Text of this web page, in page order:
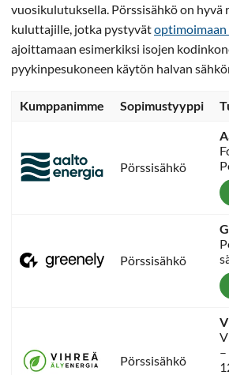
vuosikulutuksella. Pörssisähkö on hyvä
kuluttajille, jotka pystyvät
ajoittamaan esimerkiksi isojen
pyykinpesukoneen käytön halvan
Kumppanimme Sopimustyyppi
Pörssisähkö
Pörssisähkö
Pörssisähkö